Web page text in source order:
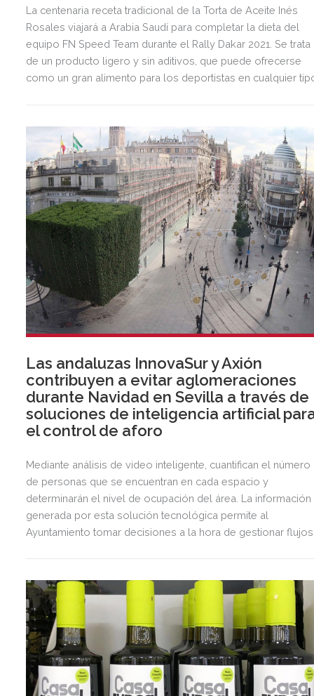
La centenaria receta tradicional de la Torta de Aceite Inés
Rosales viajará a Arabia Saudí para completar la dieta del
equipo FN Speed Team durante el Rally Dakar 2021. Se trata
de un producto ligero y sin aditivos, que puede ofrecerse
como un gran alimento para los deportistas en cualquier
Las andaluzas InnovaSur y Axión
contribuyen a evitar aglomeraciones
durante Navidad en Sevilla a través de
soluciones de inteligencia artificial
el control de aforo
Mediante análisis de video inteligente, cuantifican el número
de personas que se encuentran en cada espacio y
determinarán el nivel de ocupación del área. La información
generada por esta solución tecnológica permite al
Ayuntamiento tomar decisiones a la hora de gestionar flujos